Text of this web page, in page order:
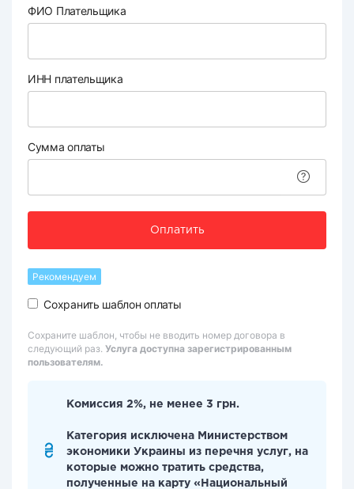
ФИО Плательщика
ИНН плательщика
Сумма оплаты
Оплатить
Рекомендуем
Сохранить шаблон оплаты
Сохраните шаблон, чтобы не вводить номер договора в
следующий раз. Услуга доступна зарегистрированным
пользователям.
Комиссия 2%, не менее 3 грн.
Категория исключена Министерством
экономики Украины из перечня услуг, на
которые можно тратить средства,
полученные на карту «Национальный